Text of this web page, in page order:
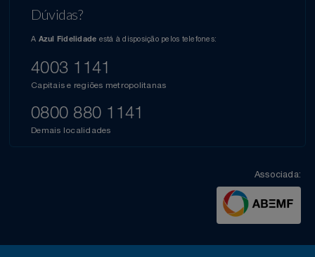
Dúvidas?
A Azul Fidelidade está à disposição pelos telefones:
4003 1141
Capitais e regiões metropolitanas
0800 880 1141
Demais localidades
Associada: